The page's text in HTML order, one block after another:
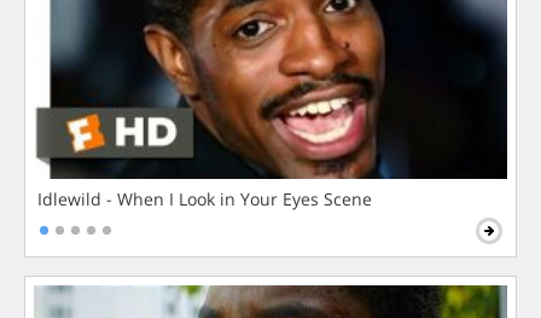
Idlewild - When I Look in Your Eyes Scene